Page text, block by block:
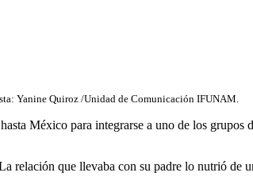
Yanine Quiroz /Unidad de Comunicación IFUNAM.
México para integrarse a uno de los grupos
relación que llevaba con su padre lo nutrió de